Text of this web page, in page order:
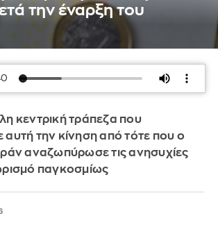
την έναρξη του
κεντρική τράπεζα που
την κίνηση από τότε που ο
αναζωπύρωσε τις ανησυχίες
παγκοσμίως